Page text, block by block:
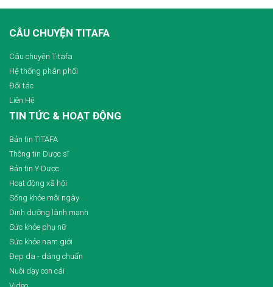
CÂU CHUYỆN TITAFA
Câu chuyện Titafa
Hệ thống phân phối
Đối tác
Liên Hệ
TIN TỨC & HOẠT ĐỘNG
Bản tin TITAFA
Thông tin Dược sĩ
Bản tin Y Dược
Hoạt động xã hội
Sống khỏe mỗi ngày
Dinh dưỡng lành mạnh
Sức khỏe phụ nữ
Sức khỏe nam giới
Đẹp da - dáng chuẩn
Nuôi dạy con cái